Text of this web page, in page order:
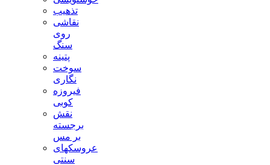
تذهیب
نقاشی
روی
سنگ
پتینه
سوخت
نگاری
فیروزه
کوبی
نقش
برجسته
بر مس
عروسکهای
سنتی